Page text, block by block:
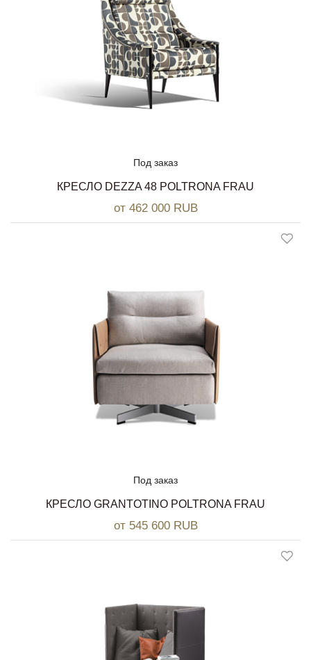
Под заказ
КРЕСЛО DEZZA 48 POLTRONA FRAU
от 462 000 RUB
Под заказ
КРЕСЛО GRANTOTINO POLTRONA FRAU
от 545 600 RUB